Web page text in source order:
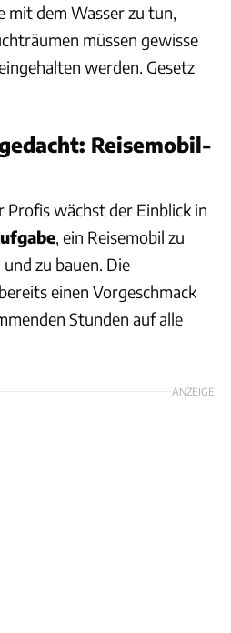
mit dem Wasser zu tun,
müssen gewisse
werden. Gesetz
Reisemobil-
wächst der Einblick in
, ein Reisemobil zu
zu bauen. Die
einen Vorgeschmack
Stunden auf alle
ANZEIGE